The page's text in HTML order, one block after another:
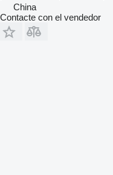
China
Contacte con el vendedor